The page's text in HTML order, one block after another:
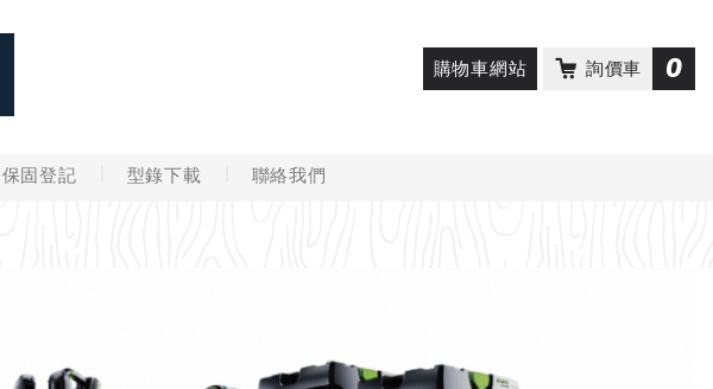
購物車網站 詢價車 0
保固登記 型錄下載 聯絡我們